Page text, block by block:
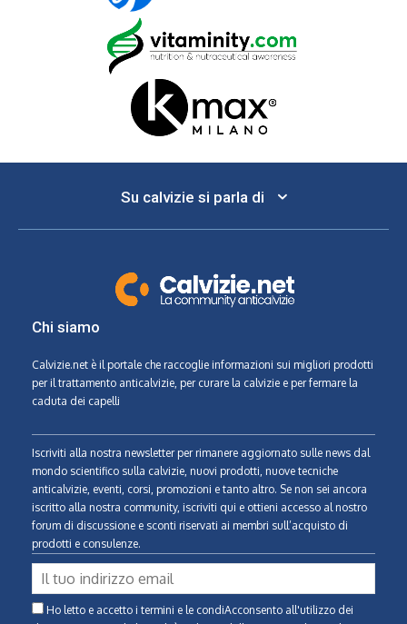
Su calvizie si parla di
Chi siamo
Calvizie.net è il portale che raccoglie informazioni sui migliori prodotti
per il trattamento anticalvizie, per curare la calvizie e per fermare la
caduta dei capelli
Iscriviti alla nostra newsletter per rimanere aggiornato sulle news dal
mondo scientifico sulla calvizie, nuovi prodotti, nuove tecniche
anticalvizie, eventi, corsi, promozioni e tanto altro. Se non sei ancora
iscritto alla nostra community, iscriviti qui e ottieni accesso al nostro
forum di discussione e sconti riservati ai membri sull’acquisto di
prodotti e consulenze.
Ho letto e accetto i termini e le condiAcconsento all'utilizzo dei